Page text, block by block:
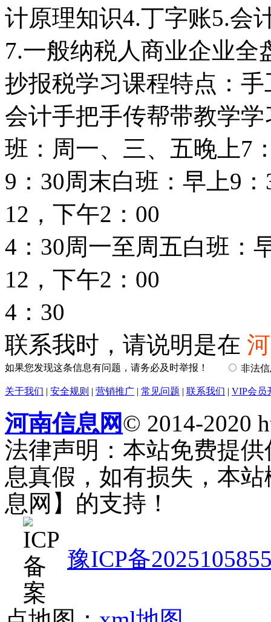
计原理知识4.丁字账5.会
7.一般纳税人商业企业全
抄报税学习课程特点：
会计手把手传帮带教学
班：周一、三、五晚上7
9：30周末白班：早上9：
12，下午2：00
4：30周一至周五白班：
12，下午2：00
4：30
联系我时，请说明是在
如果您发现这条信息有问题，请务必及时举报！ 非法
关于我们 | 安全规则 | 营销推广 | 常见问题 | 联系我们 | VIP会员
河南信息网© 2014-2020
法律声明：本站免费提
息真假，如有损失，本
息网】的支持！
豫ICP备